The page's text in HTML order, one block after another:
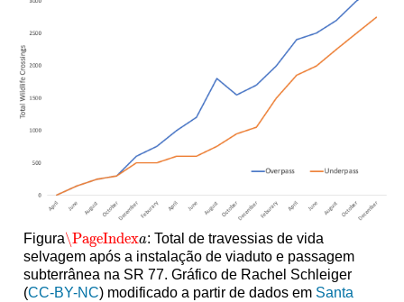
Figura\PageIndexa
\PageIndexa: Total de travessias de vida
selvagem após a instalação de viaduto e passagem
subterrânea na SR 77. Gráfico de Rachel Schleiger
(CC-BY-NC) modificado a partir de dados em Santa